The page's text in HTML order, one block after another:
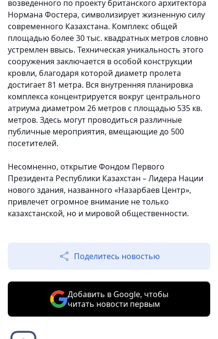
возведенного по проекту британского архитектора
Нормана Фостера, символизирует жизненную силу
современного Казахстана. Комплекс общей
площадью более 30 тыс. квадратных метров словно
устремлен ввысь. Техническая уникальность этого
сооружения заключается в особой конструкции
кровли, благодаря которой диаметр пролета
достигает 81 метра. Вся внутренняя планировка
комплекса концентрируется вокруг центрального
атриума диаметром 26 метров с площадью 535 кв.
метров. Здесь могут проводиться различные
публичные мероприятия, вмещающие до 500
посетителей.
Несомненно, открытие Фондом Первого
Президента Республики Казахстан – Лидера Нации
нового здания, названного «Назарбаев Центр»,
привлечет огромное внимание не только
казахстанской, но и мировой общественности.
Поделитесь новостью
Добавить в Google, чтобы
читать новости первым